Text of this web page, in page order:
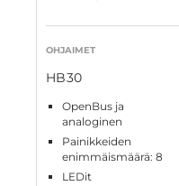
OHJAIMET
HB30
OpenBus ja
analoginen
Painikkeiden
enimmäismäärä: 8
LEDit